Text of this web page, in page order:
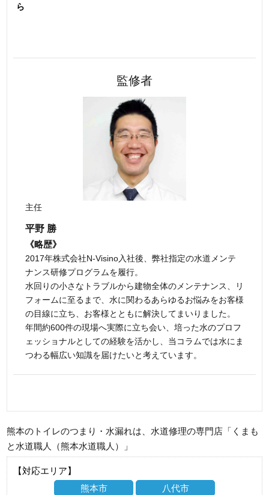
ら
監修者
主任
平野 勝
《略歴》
2017年株式会社N-Visino入社後、弊社指定の水道メンテ
ナンス研修プログラムを履行。
水回りの小さなトラブルから建物全体のメンテナンス、リ
フォームに至るまで、水に関わるあらゆるお悩みをお客様
の目線に立ち、お客様とともに解決してまいりました。
年間約600件の現場へ実際に立ち会い、培った水のプロフ
ェッショナルとしての経験を活かし、当コラムでは水にま
つわる幅広い知識を届けたいと考えています。
熊本のトイレのつまり・水漏れは、水道修理の専門店「くまも
と水道職人（熊本水道職人）」
【対応エリア】
熊本市
八代市